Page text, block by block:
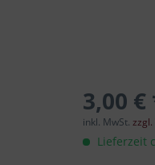
3,00 €
inkl. MwSt.
Lieferzeit